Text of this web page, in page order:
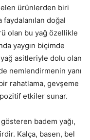
ürünlerden biri
faydalanılan doğal
olan bu yağ özellikle
yaygın biçimde
asitleriyle dolu olan
nemlendirmenin yanı
rahatlama, gevşeme
etkiler sunar.
badem yağı,
Kalça, basen, bel